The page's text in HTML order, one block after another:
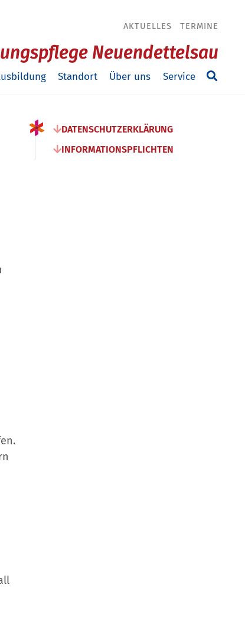
AKTUELLES TERMINE
Neuendettelsau
Standort Über uns Service
DATENSCHUTZERKLÄRUNG
INFORMATIONSPFLICHTEN